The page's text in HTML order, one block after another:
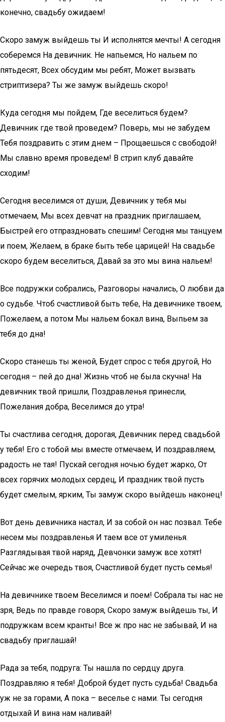
конечно, свадьбу ожидаем!
Скоро замуж выйдешь ты И исполнятся мечты! А сегодня
соберемся На девичник. Не напьемся, Но нальем по
пятьдесят, Всех обсудим мы ребят, Может вызвать
стриптизера? Ты же замуж выйдешь скоро!
Куда сегодня мы пойдем, Где веселиться будем?
Девичник где твой проведем? Поверь, мы не забудем
Тебя поздравить с этим днем – Прощаешься с свободой!
Мы славно время проведем! В стрип клуб давайте
сходим!
Сегодня веселимся от души, Девичник у тебя мы
отмечаем, Мы всех девчат на праздник приглашаем,
Быстрей его отпраздновать спешим! Сегодня мы танцуем
и поем, Желаем, в браке быть тебе царицей! На свадьбе
скоро будем веселиться, Давай за это мы вина нальем!
Все подружки собрались, Разговоры начались, О любви да
о судьбе. Чтоб счастливой быть тебе, На девичнике твоем,
Пожелаем, а потом Мы нальем бокал вина, Выпьем за
тебя до дна!
Скоро станешь ты женой, Будет спрос с тебя другой, Но
сегодня – пей до дна! Жизнь чтоб не была скучна! На
девичник твой пришли, Поздравленья принесли,
Пожелания добра, Веселимся до утра!
Ты счастлива сегодня, дорогая, Девичник перед свадьбой
у тебя! Его с тобой мы вместе отмечаем, И поздравляем,
радость не тая! Пускай сегодня ночью будет жарко, От
всех горячих молодых сердец, И праздник твой пусть
будет смелым, ярким, Ты замуж скоро выйдешь наконец!
Вот день девичника настал, И за собой он нас позвал. Тебе
несем мы поздравленья И таем все от умиленья.
Разглядывая твой наряд, Девчонки замуж все хотят!
Сейчас же очередь твоя, Счастливой будет пусть семья!
На девичнике твоем Веселимся и поем! Собрала ты нас не
зря, Ведь по правде говоря, Скоро замуж выйдешь ты, И
подружкам всем кранты! Все ж про нас не забывай, И на
свадьбу приглашай!
Рада за тебя, подруга: Ты нашла по сердцу друга.
Поздравляю я тебя! Доброй будет пусть судьба! Свадьба
уж не за горами, А пока – веселье с нами. Ты сегодня
отдыхай И вина нам наливай!